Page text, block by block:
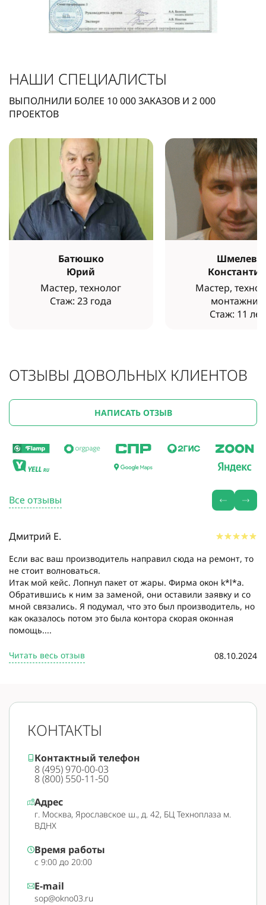
НАШИ СПЕЦИАЛИСТЫ
ВЫПОЛНИЛИ БОЛЕЕ 10 000ЗАКАЗОВ И 2 000
ПРОЕКТОВ
Батюшко
Юрий
Мастер, технолог
Стаж: 23 года
Шмелев
Константин
Мастер,
монтажник
Стаж: 11 лет
ОТЗЫВЫ ДОВОЛЬНЫХ КЛИЕНТОВ
НАПИСАТЬ ОТЗЫВ
Все отзывы
Дмитрий Е.
Если вас ваш производитель направил сюда на ремонт, то
не стоит волноваться.
Итак мой кейс. Лопнул пакет от жары. Фирма окон k*l*a.
Обратившись к ним за заменой, они оставили заявку и со
мной связались. Я подумал, что это был производитель, но
как оказалось потом это была контора скорая оконная
помощь....
Читать весь отзыв 08.10.2024
КОНТАКТЫ
Контактный телефон
8 (495) 970-00-03
8 (800) 550-11-50
Адрес
г. Москва, Ярославское ш., д. 42, БЦ Техноплаза м.
ВДНХ
Время работы
с 9:00 до 20:00
E-mail
sop@okno03.ru